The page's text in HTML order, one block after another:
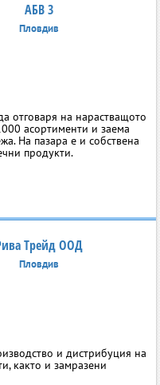
АБВ 3
Пловдив
отговаря на нарастващото
асортименти и заема
На пазара е и собствена
продукти.
Трейд ООД
Пловдив
и дистрибуция на
както и замразени